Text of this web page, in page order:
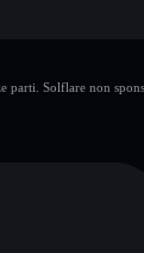
Solflare non